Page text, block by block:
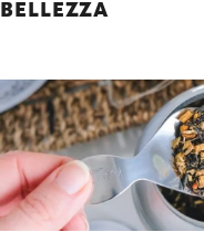
BELLEZZA